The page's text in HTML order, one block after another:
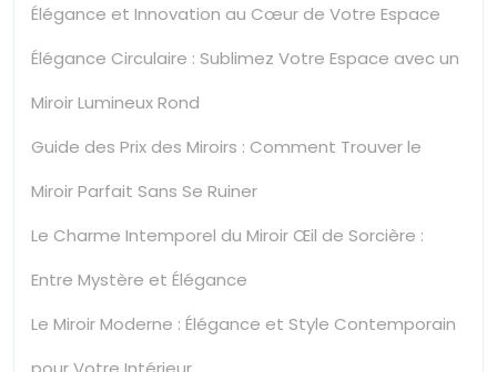
Élégance et Innovation au Cœur de Votre Espace
Élégance Circulaire : Sublimez Votre Espace avec un
Miroir Lumineux Rond
Guide des Prix des Miroirs : Comment Trouver le
Miroir Parfait Sans Se Ruiner
Le Charme Intemporel du Miroir Œil de Sorcière :
Entre Mystère et Élégance
Le Miroir Moderne : Élégance et Style Contemporain